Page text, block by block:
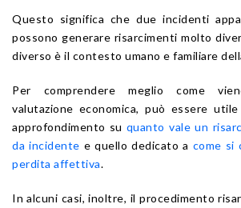
Questo significa che due incidenti
possono generare risarcimenti molto
diverso è il contesto umano e familiare
Per comprendere meglio come
valutazione economica, può essere
approfondimento su quanto vale un
da incidente e quello dedicato a come si
perdita affettiva.
In alcuni casi, inoltre, il procedimento